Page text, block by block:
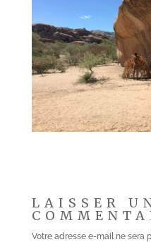
LAISSER
Votre adresse e-mail ne sera